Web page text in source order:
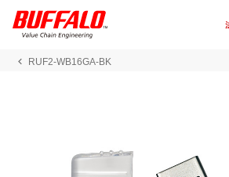
RUF2-WB16GA-BK